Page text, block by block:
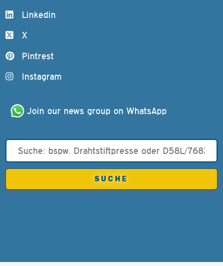
Linkedin
X
Pintrest
Instagram
Join our news group on WhatsApp